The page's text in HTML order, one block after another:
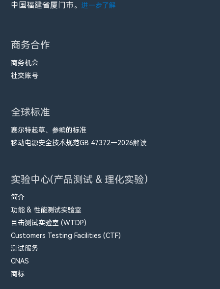
中国福建省厦门市。进一步了解
商务合作
商务机会
社交账号
全球标准
赛尔特起草、参编的标准
移动电源安全技术规范GB 47372—2026解读
实验中心(产品测试 & 理化实验）
简介
功能 & 性能测试实验室
目击测试实验室 (WTDP)
Customers Testing Facilities (CTF)
测试服务
CNAS
商标